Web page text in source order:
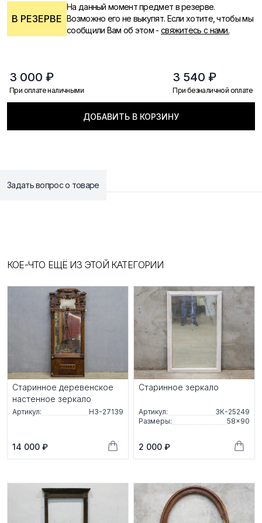
В РЕЗЕРВЕ
На данный момент предмет в резерве.
Возможно его не выкупят. Если хотите, чтобы мы
сообщили Вам об этом - свяжитесь с нами.
3 000 ₽
При оплате наличными
3 540 ₽
При безналичной оплате
ДОБАВИТЬ В КОРЗИНУ
Задать вопрос о товаре
КОЕ-ЧТО ЕЩЁ ИЗ ЭТОЙ КАТЕГОРИИ
Старинное деревенское
настенное зеркало
Артикул: НЗ-27139
14 000 ₽
Старинное зеркало
Артикул:
ЗК-25249
Размеры:
58×90
2 000 ₽